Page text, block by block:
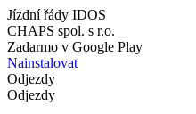
Jízdní řády IDOS
CHAPS spol. s r.o.
Zadarmo v Google Play
Nainstalovat
Odjezdy
Odjezdy